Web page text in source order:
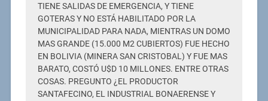
TIENE SALIDAS DE EMERGENCIA, Y TIENE
GOTERAS Y NO ESTÁ HABILITADO POR LA
MUNICIPALIDAD PARA NADA, MIENTRAS UN DOMO
MAS GRANDE (15.000 M2 CUBIERTOS) FUE HECHO
EN BOLIVIA (MINERA SAN CRISTOBAL) Y FUE MAS
BARATO, COSTÓ U$D 10 MILLONES. ENTRE OTRAS
COSAS. PREGUNTO ¿EL PRODUCTOR
SANTAFECINO, EL INDUSTRIAL BONAERENSE Y